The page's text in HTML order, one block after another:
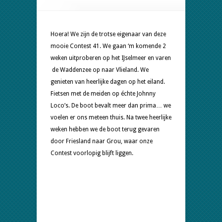
boot!
Hoera! We zijn de trotse eigenaar van deze
mooie Contest 41. We gaan ‘m komende 2
weken uitproberen op het IJselmeer en varen
de Waddenzee op naar Vlieland. We
genieten van heerlijke dagen op het eiland.
Fietsen met de meiden op échte Johnny
Loco’s. De boot bevalt meer dan prima… we
voelen er ons meteen thuis. Na twee heerlijke
weken hebben we de boot terug gevaren
door Friesland naar Grou, waar onze
Contest voorlopig blijft liggen.